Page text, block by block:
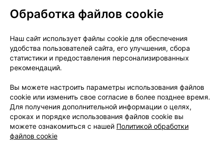
О проекте
Новости проекта
Размещение рекламы
Медицинский маркетинг
Публичный договор
Доставка
Способы оплаты
Вакансии
Партнеры
Написать руководителю 103.by
Написать в поддержку
Персональные настройки Cookie
Обработка файлов cookie
Наш сайт использует файлы cookie для обеспечения
удобства пользователей сайта, его улучшения, сбора
статистики и предоставления персонализированных
рекомендаций.
Вы можете настроить параметры использования файлов
cookie или изменить свое согласие в более позднее время.
Для получения дополнительной информации о целях,
сроках и порядке использования файлов cookie вы
можете ознакомиться с нашей Политикой обработки
файлов cookie